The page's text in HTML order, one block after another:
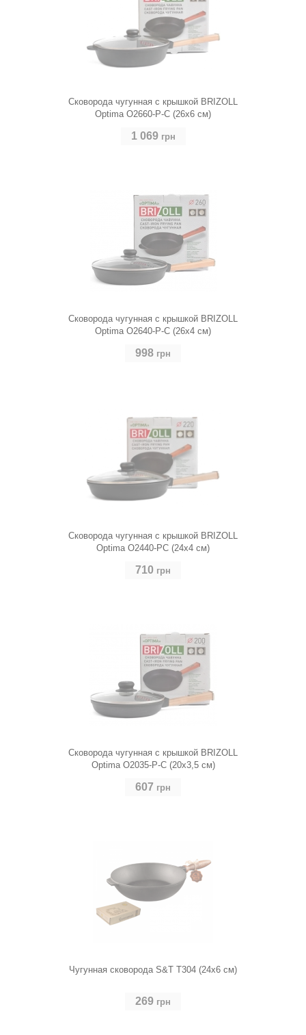
Сковорода чугунная с крышкой BRIZOLL
Optima O2660-P-C (26х6 см)
1 069 грн
Сковорода чугунная с крышкой BRIZOLL
Optima O2640-P-C (26х4 см)
998 грн
Сковорода чугунная с крышкой BRIZOLL
Optima O2440-PC (24х4 см)
710 грн
Сковорода чугунная с крышкой BRIZOLL
Optima O2035-P-C (20х3,5 см)
607 грн
Чугунная сковорода S&T Т304 (24х6 см)
269 грн